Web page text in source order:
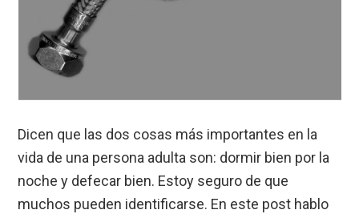
Dicen que las dos cosas más importantes en la
vida de una persona adulta son: dormir bien por la
noche y defecar bien. Estoy seguro de que
muchos pueden identificarse. En este post hablo